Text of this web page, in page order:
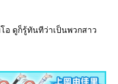
อ ดูก็รู้ทันทีว่าเป็นพวกสาว